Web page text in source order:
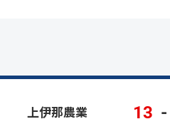
上伊那農業 13 -